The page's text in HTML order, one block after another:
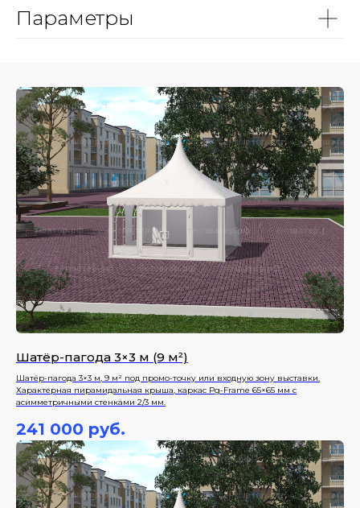
Параметры
Шатёр-пагода 3×3 м (9 м²)
Шатёр-пагода 3×3 м, 9 м² под промо-точку или входную зону выставки.
Характерная пирамидальная крыша, каркас Pg-Frame 65×65 мм с
асимметричными стенками 2/3 мм.
241 000 руб.